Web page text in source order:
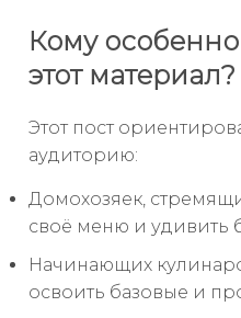
Кому
этот материал?
Этот пост
аудиторию:
Домохозяек,
своё меню и удивить
Начинающих
освоить базовые и